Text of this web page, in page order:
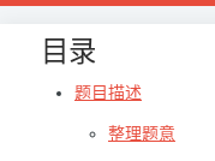
目录
题目描述
整理题意